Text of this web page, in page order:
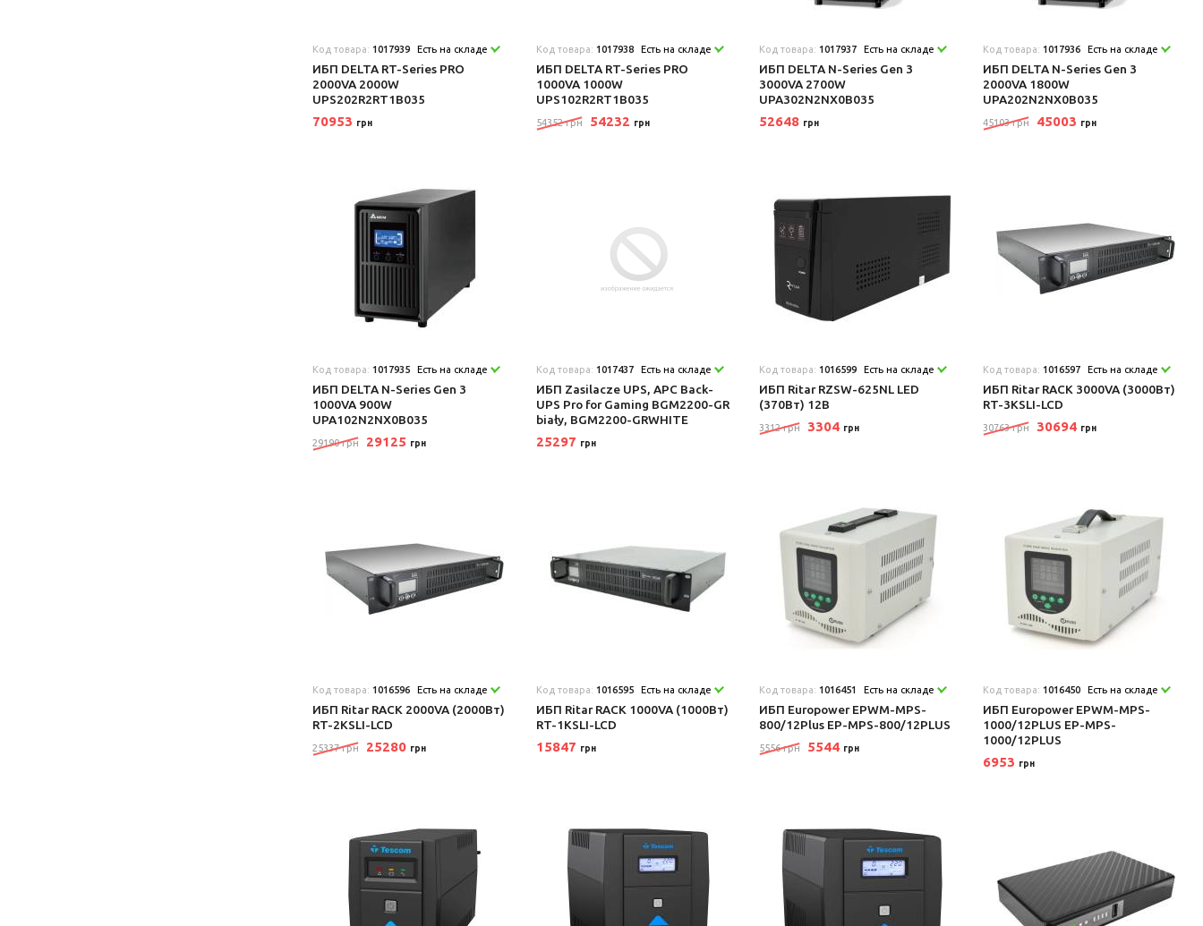
Код товара: 1017939 Есть на складе
ИБП DELTA RT-Series PRO
2000VA 2000W
UPS202R2RT1B035
70953 грн
Код товара: 1017938 Есть на складе
ИБП DELTA RT-Series PRO
1000VA 1000W
UPS102R2RT1B035
54352 грн 54232 грн
Код товара: 1017937 Есть на складе
ИБП DELTA N-Series Gen 3
3000VA 2700W
UPA302N2NX0B035
52648 грн
Код товара: 1017936 Есть на складе
ИБП DELTA N-Series Gen 3
2000VA 1800W
UPA202N2NX0B035
45103 грн 45003 грн
Код товара: 1017935 Есть на складе
ИБП DELTA N-Series Gen 3
1000VA 900W
UPA102N2NX0B035
29190 грн 29125 грн
Код товара: 1017437 Есть на складе
ИБП Zasilacze UPS, APC Back-
UPS Pro for Gaming BGM2200-GR
biały, BGM2200-GRWHITE
25297 грн
Код товара: 1016599 Есть на складе
ИБП Ritar RZSW-625NL LED
(370Вт) 12В
3312 грн 3304 грн
Код товара: 1016597 Есть на складе
ИБП Ritar RACK 3000VA (3000Вт)
RT-3KSLI-LCD
30763 грн 30694 грн
Код товара: 1016596 Есть на складе
ИБП Ritar RACK 2000VA (2000Вт)
RT-2KSLI-LCD
25337 грн 25280 грн
Код товара: 1016595 Есть на складе
ИБП Ritar RACK 1000VA (1000Вт)
RT-1KSLI-LCD
15847 грн
Код товара: 1016451 Есть на складе
ИБП Europower EPWM-MPS-
800/12Plus EP-MPS-800/12PLUS
5556 грн 5544 грн
Код товара: 1016450 Есть на складе
ИБП Europower EPWM-MPS-
1000/12PLUS EP-MPS-
1000/12PLUS
6953 грн